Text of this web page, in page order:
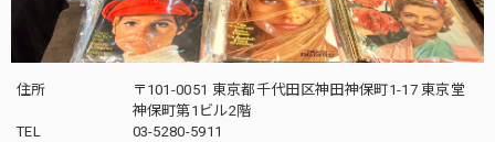
住所
〒101-0051 東京都千代田区神田神保町1-17 東京堂
神保町第1ビル2階
TEL
03-5280-5911